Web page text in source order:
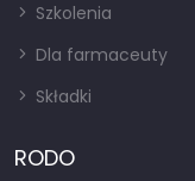
Szkolenia
Dla farmaceuty
Składki
RODO